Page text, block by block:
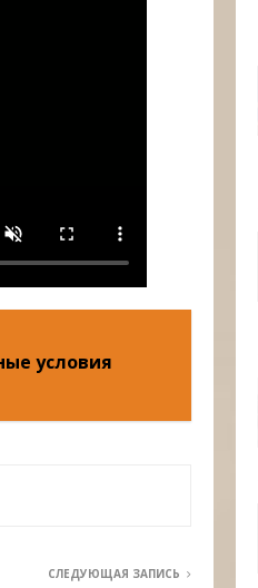
условия
СЛЕДУЮЩАЯ ЗАПИСЬ